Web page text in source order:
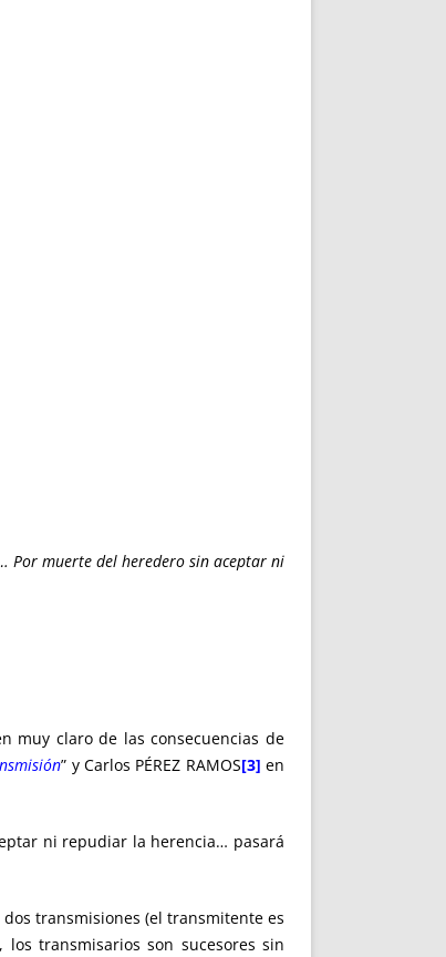
Por muerte del heredero sin aceptar ni
muy claro de las consecuencias de
” y Carlos PÉREZ RAMOS[3] en
ni repudiar la herencia… pasará
dos transmisiones (el transmitente es
transmisarios son sucesores sin